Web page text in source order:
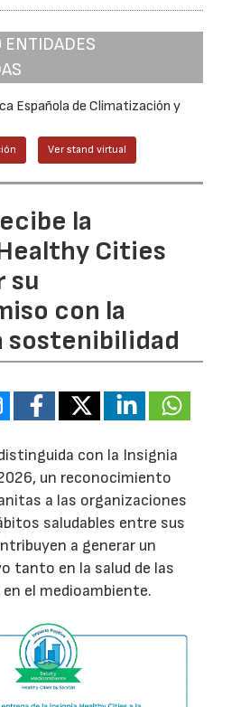
ENTIDADES
Española de Climatización y
Ver stand virtual
la
Cities
su
con la
sostenibilidad
con la Insignia
un reconocimiento
a las organizaciones
saludables entre sus
a generar un
tanto en la salud de las
el medioambiente.